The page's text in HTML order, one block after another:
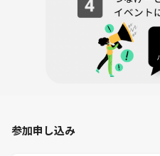
参加申し込み